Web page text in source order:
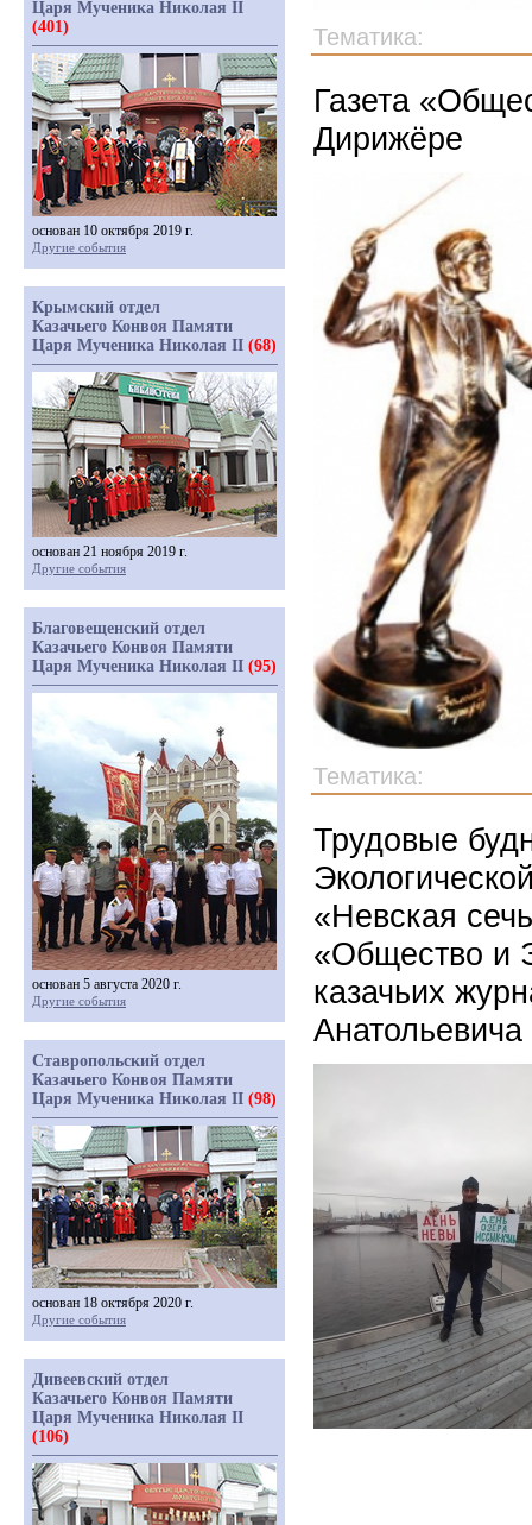
Тематика:
Газета
Дирижёре
Тематика:
Трудовые
«Невская
«Общество и
казачьих
Анатольевича
Царя Мученика Николая II
(401)
основан 10 октября 2019 г.
Другие события
Крымский отдел
Казачьего Конвоя Памяти
Царя Мученика Николая II (68)
основан 21 ноября 2019 г.
Другие события
Благовещенский отдел
Казачьего Конвоя Памяти
Царя Мученика Николая II (95)
основан 5 августа 2020 г.
Другие события
Ставропольский отдел
Казачьего Конвоя Памяти
Царя Мученика Николая II (98)
основан 18 октября 2020 г.
Другие события
Дивеевский отдел
Казачьего Конвоя Памяти
Царя Мученика Николая II
(106)